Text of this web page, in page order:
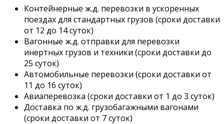
Контейнерные ж.д. перевозки в ускоренных
поездах для стандартных грузов (сроки доставки
от 12 до 14 суток)
Вагонные ж.д. отправки для перевозки
инертных грузов и техники (сроки доставки до
25 суток)
Автомобильные перевозки (сроки доставки от
11 до 16 суток)
Авиаперевозка (сроки доставки от 1 до 3 суток)
Доставка по ж.д. грузобагажными вагонами
(сроки доставки от 7 суток)